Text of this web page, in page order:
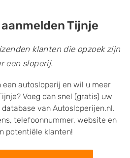
Tijnje
klanten die opzoek zijn
een sloperij.
een autosloperij en wil u meer
Voeg dan snel (gratis) uw
van Autosloperijen.nl.
telefoonnummer, website en
potentiële klanten!